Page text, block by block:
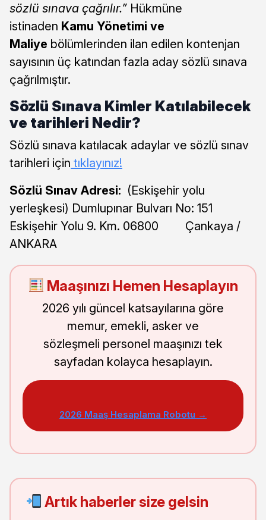
sözlü sınava çağrılır.” Hükmüne
istinaden Kamu Yönetimi ve
Maliye bölümlerinden ilan edilen kontenjan
sayısının üç katından fazla aday sözlü sınava
çağrılmıştır.
Sözlü Sınava Kimler Katılabilecek
ve tarihleri Nedir?
Sözlü sınava katılacak adaylar ve sözlü sınav
tarihleri için tıklayınız!
Sözlü Sınav Adresi: (Eskişehir yolu
yerleşkesi) Dumlupınar Bulvarı No: 151
Eskişehir Yolu 9. Km. 06800 Çankaya /
ANKARA
Maaşınızı Hemen Hesaplayın
2026 yılı güncel katsayılarına göre
memur, emekli, asker ve
sözleşmeli personel maaşınızı tek
sayfadan kolayca hesaplayın.
2026 Maaş Hesaplama Robotu →
Artık haberler size gelsin